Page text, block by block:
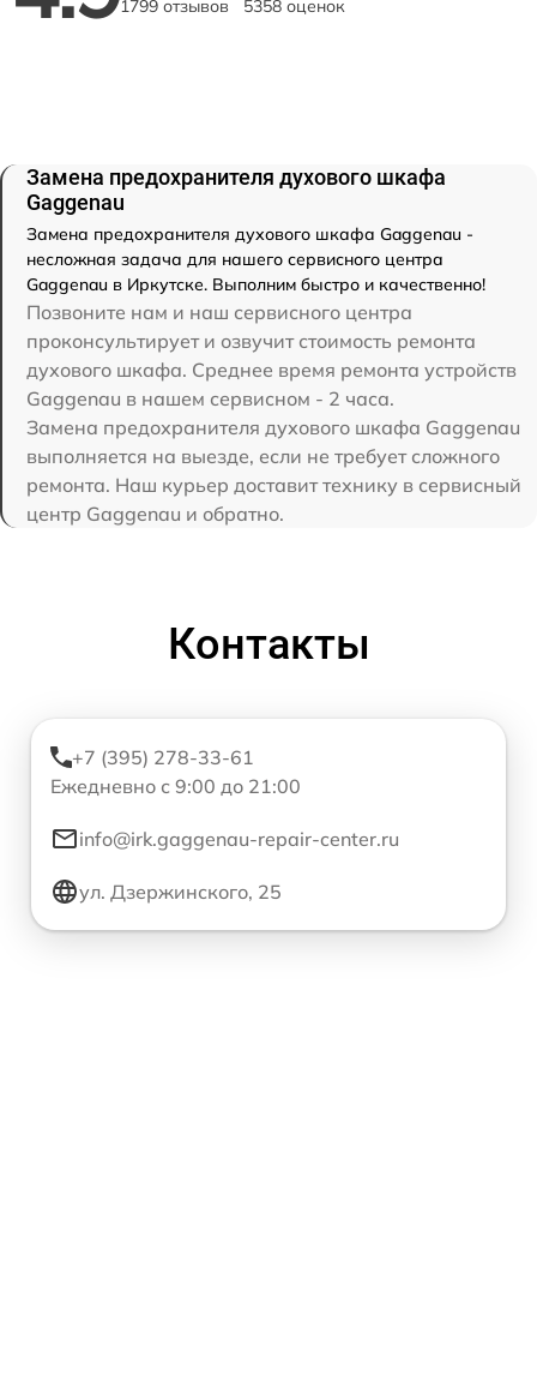
1799 отзывов 5358 оценок
Замена предохранителя духового шкафа
Gaggenau
Замена предохранителя духового шкафа Gaggenau -
несложная задача для нашего сервисного центра
Gaggenau в Иркутске. Выполним быстро и качественно!
Позвоните нам и наш сервисного центра
проконсультирует и озвучит стоимость ремонта
духового шкафа. Среднее время ремонта устройств
Gaggenau в нашем сервисном - 2 часа.
Замена предохранителя духового шкафа Gaggenau
выполняется на выезде, если не требует сложного
ремонта. Наш курьер доставит технику в сервисный
центр Gaggenau и обратно.
Контакты
+7 (395) 278-33-61
Ежедневно с 9:00 до 21:00
info@irk.gaggenau-repair-center.ru
ул. Дзержинского, 25